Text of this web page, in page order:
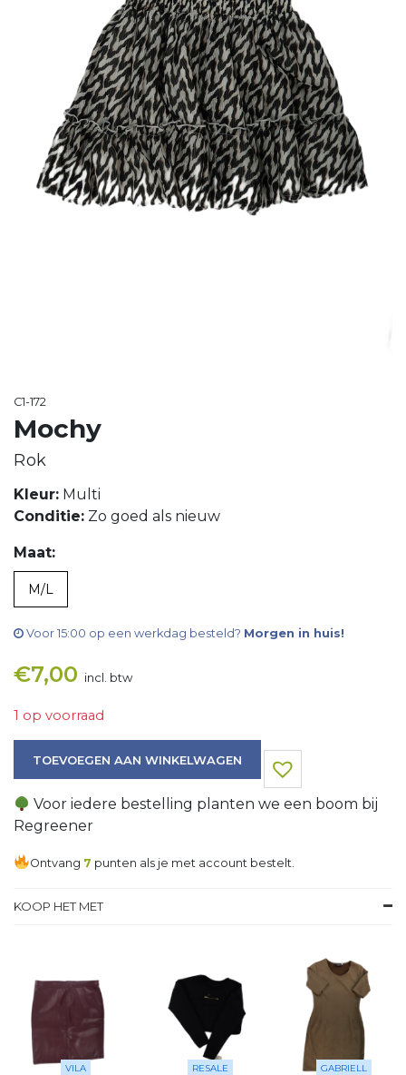
C1-172
Mochy
Rok
Kleur: Multi
Conditie: Zo goed als nieuw
Maat:
M/L
Voor 15:00 op een werkdag besteld? Morgen in huis!
€7,00 incl. btw
1 op voorraad
TOEVOEGEN AAN WINKELWAGEN
Voor iedere bestelling planten we een boom bij
Regreener
Ontvang 7 punten als je met account bestelt.
KOOP HET MET
VILA RESALE GABRIELL